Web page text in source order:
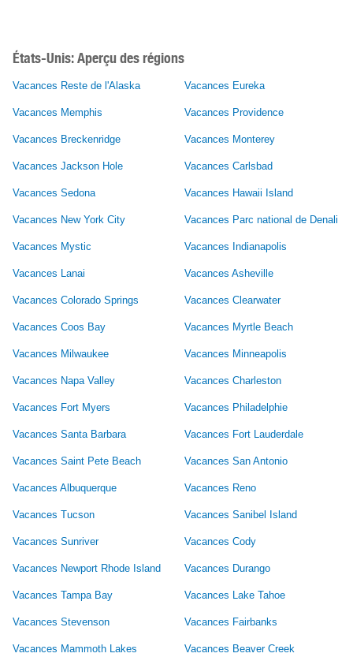
États-Unis: Aperçu des régions
Vacances Reste de l'Alaska Vacances Eureka
Vacances Memphis Vacances Providence
Vacances Breckenridge Vacances Monterey
Vacances Jackson Hole Vacances Carlsbad
Vacances Sedona Vacances Hawaii Island
Vacances New York City Vacances Parc national de Denali
Vacances Mystic Vacances Indianapolis
Vacances Lanai Vacances Asheville
Vacances Colorado Springs Vacances Clearwater
Vacances Coos Bay Vacances Myrtle Beach
Vacances Milwaukee Vacances Minneapolis
Vacances Napa Valley Vacances Charleston
Vacances Fort Myers Vacances Philadelphie
Vacances Santa Barbara Vacances Fort Lauderdale
Vacances Saint Pete Beach Vacances San Antonio
Vacances Albuquerque Vacances Reno
Vacances Tucson Vacances Sanibel Island
Vacances Sunriver Vacances Cody
Vacances Newport Rhode Island Vacances Durango
Vacances Tampa Bay Vacances Lake Tahoe
Vacances Stevenson Vacances Fairbanks
Vacances Mammoth Lakes Vacances Beaver Creek